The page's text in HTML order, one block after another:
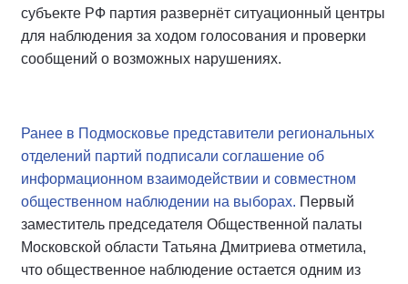
субъекте РФ партия развернёт ситуационный центры
для наблюдения за ходом голосования и проверки
сообщений о возможных нарушениях.
Ранее в Подмосковье представители региональных
отделений партий подписали соглашение об
информационном взаимодействии и совместном
общественном наблюдении на выборах. Первый
заместитель председателя Общественной палаты
Московской области Татьяна Дмитриева отметила,
что общественное наблюдение остается одним из